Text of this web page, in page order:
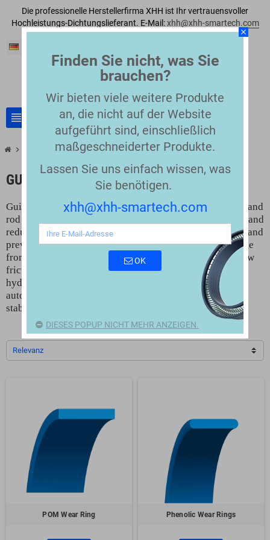
Die professionelle Herstellerfirma XHH ist Ihr vertrauensvoller
Hochleistungs-Dichtungslieferant. E-Mail: xhh@xhh-smartech.com
view_headline
chevron_right Guide Elements
GUIDE ELEMENTS
Guide elements are used to guide and support the piston and
rod inside hydraulic cylinders. They maintain alignment and
reduce side forces during movement. This protects seals and
prevents metal-to-metal contact. Guide elements are made
from PTFE, thermoplastics, or composite materials for low
friction and high strength. They are widely used in
hydraulic presses, mobile equipment, and industrial
automation. Reliable guide elements improve system
stability and extend component life.
Relevanz
POM Wear Ring Phenolic Wear Rings
close
Finden Sie nicht, was Sie
brauchen?
Wir bieten viele weitere Produkte
an, die nicht auf der Website
aufgeführt sind, einschließlich
maßgeschneiderter Produkte.
Lassen Sie uns einfach wissen, was
Sie benötigen.
xhh@xhh-smartech.com
OK
DIESES POPUP NICHT MEHR ANZEIGEN.